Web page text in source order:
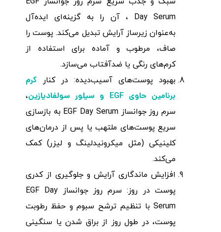
Day Serum ، آن را به گزینه‌ای ایده‌آل
به‌عنوان زیرساز آرایش تبدیل می‌کند. پوست را
صاف، مرطوب و آماده برای استفاده از
کرم‌های رنگی یا ضدآفتاب می‌سازد.
بهبود پوست‌های آسیب‌دیده: در کنار کرم
برنامین حاوی EGF و سیلور سولفادیازین
،
سرم روز جوانساز EGF Day Serum به بازسازی
سریع پوست‌های ملتهب یا پس از درمان‌های
کلینیکی (مثل میکرونیدلینگ و لیزر) کمک
می‌کند.
افزایش ماندگاری آرایش و جلوگیری از کدری
پوست در روز: سرم روز جوانساز EGF Day
Serum با تنظیم ترشح سبوم و حفظ رطوبت
پوست، در طول روز از براق شدن یا سنگینی